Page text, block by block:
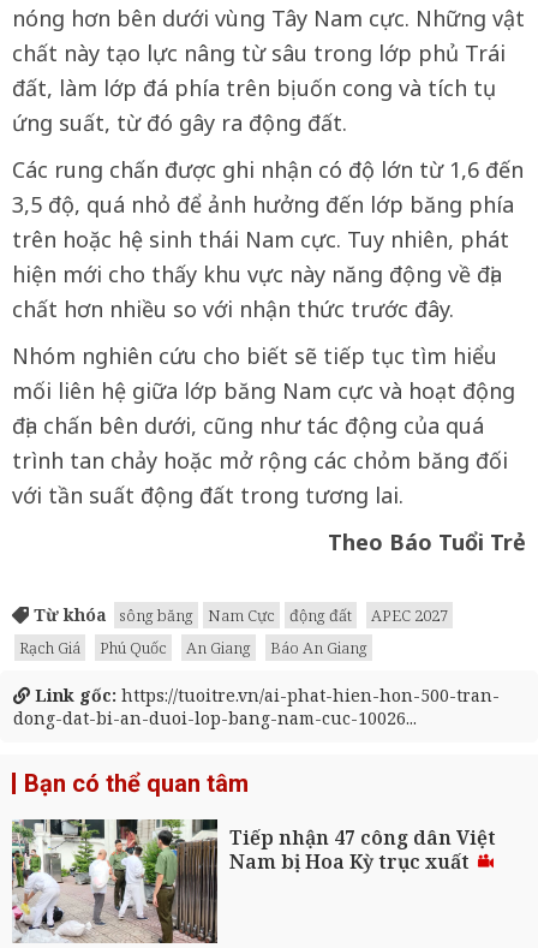
nóng hơn bên dưới vùng Tây Nam cực. Những vật
chất này tạo lực nâng từ sâu trong lớp phủ Trái
đất, làm lớp đá phía trên bị uốn cong và tích tụ
ứng suất, từ đó gây ra động đất.
Các rung chấn được ghi nhận có độ lớn từ 1,6 đến
3,5 độ, quá nhỏ để ảnh hưởng đến lớp băng phía
trên hoặc hệ sinh thái Nam cực. Tuy nhiên, phát
hiện mới cho thấy khu vực này năng động về địa
chất hơn nhiều so với nhận thức trước đây.
Nhóm nghiên cứu cho biết sẽ tiếp tục tìm hiểu
mối liên hệ giữa lớp băng Nam cực và hoạt động
địa chấn bên dưới, cũng như tác động của quá
trình tan chảy hoặc mở rộng các chỏm băng đối
với tần suất động đất trong tương lai.
Theo Báo Tuổi Trẻ
Từ khóa sông băng Nam Cực động đất
APEC 2027
Rạch Giá
Phú Quốc An Giang Báo An Giang
Link gốc: https://tuoitre.vn/ai-phat-hien-hon-500-tran-
dong-dat-bi-an-duoi-lop-bang-nam-cuc-10026...
Bạn có thể quan tâm
Tiếp nhận 47 công dân Việt
Nam bị Hoa Kỳ trục xuất